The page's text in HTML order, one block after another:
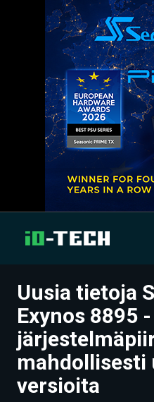
UUTISET
ARTIKKELIT
VIDEOT
TECHBBS
Uusia tietoja
Exynos 8895 -
mahdollisesti
versioita